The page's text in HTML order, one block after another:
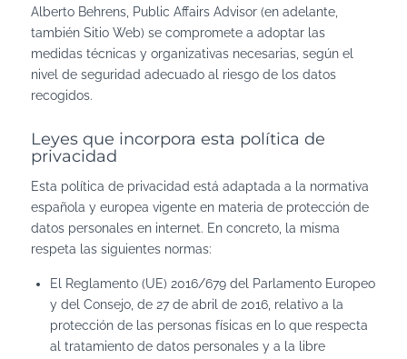
Alberto Behrens, Public Affairs Advisor (en adelante,
también Sitio Web) se compromete a adoptar las
medidas técnicas y organizativas necesarias, según el
nivel de seguridad adecuado al riesgo de los datos
recogidos.
Leyes que incorpora esta política de
privacidad
Esta política de privacidad está adaptada a la normativa
española y europea vigente en materia de protección de
datos personales en internet. En concreto, la misma
respeta las siguientes normas:
El Reglamento (UE) 2016/679 del Parlamento Europeo
y del Consejo, de 27 de abril de 2016, relativo a la
protección de las personas físicas en lo que respecta
al tratamiento de datos personales y a la libre